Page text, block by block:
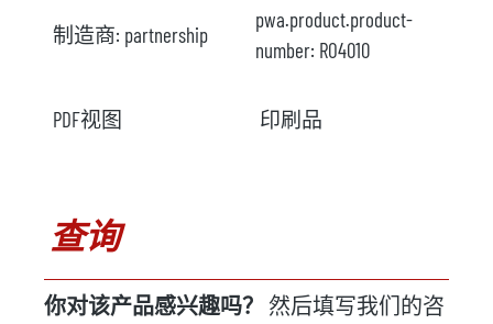
制造商: partnership
pwa.product.product-
number: RO4010
PDF视图 印刷品
查询
你对该产品感兴趣吗？
然后填写我们的咨